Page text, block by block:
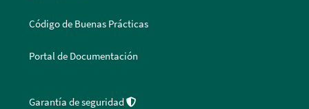
Código de Buenas Prácticas
Portal de Documentación
Garantía de seguridad